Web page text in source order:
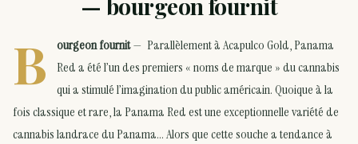
B ourgeon fournit— Parallèlement à Acapulco Gold, Panama
Red a été l’un des premiers « noms de marque » du cannabis
qui a stimulé l’imagination du public américain. Quoique à la
fois classique et rare, la Panama Red est une exceptionnelle variété de
cannabis landrace du Panama… Alors que cette souche a tendance à